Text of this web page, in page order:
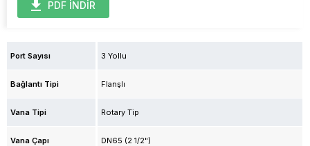
PDF İNDİR
Port Sayısı 3 Yollu
Bağlantı Tipi Flanşlı
Vana Tipi Rotary Tip
Vana Çapı DN65 (2 1/2")